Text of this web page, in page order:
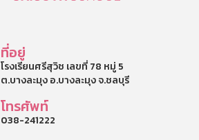
ที่อยู่
โรงเรียนศรีสุวิช เลขที่ 78 หมู่ 5
ต.บางละมุง อ.บางละมุง จ.ชลบุรี
โทรศัพท์
038-241222